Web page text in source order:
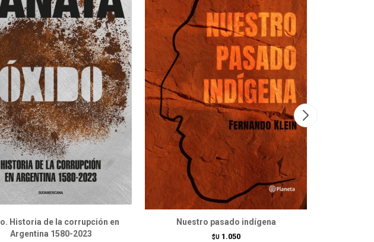
Historia de la corrupción en
Argentina 1580-2023
Nuestro pasado indígena
$U 1.050